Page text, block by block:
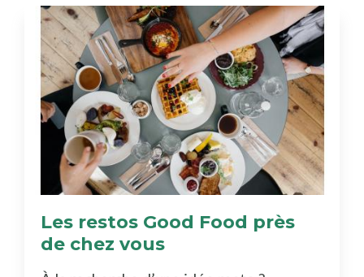
Les restos Good Food près
de chez vous